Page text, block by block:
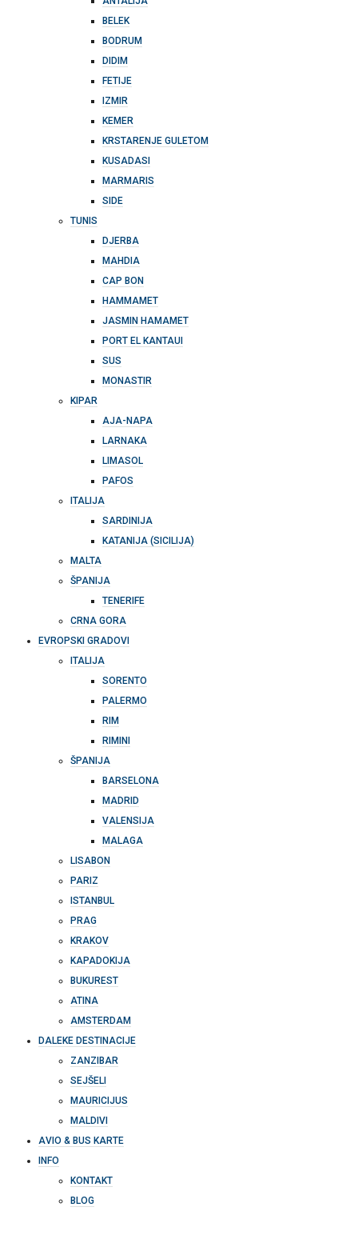
BELEK
BODRUM
DIDIM
FETIJE
IZMIR
KEMER
KRSTARENJE GULETOM
KUSADASI
MARMARIS
SIDE
TUNIS
DJERBA
MAHDIA
CAP BON
HAMMAMET
JASMIN HAMAMET
PORT EL KANTAUI
SUS
MONASTIR
KIPAR
AJA-NAPA
LARNAKA
LIMASOL
PAFOS
ITALIJA
SARDINIJA
KATANIJA (SICILIJA)
MALTA
ŠPANIJA
TENERIFE
CRNA GORA
EVROPSKI GRADOVI
ITALIJA
SORENTO
PALERMO
RIM
RIMINI
ŠPANIJA
BARSELONA
MADRID
VALENSIJA
MALAGA
LISABON
PARIZ
ISTANBUL
PRAG
KRAKOV
KAPADOKIJA
BUKUREST
ATINA
AMSTERDAM
DALEKE DESTINACIJE
ZANZIBAR
SEJŠELI
MAURICIJUS
MALDIVI
AVIO & BUS KARTE
INFO
KONTAKT
BLOG